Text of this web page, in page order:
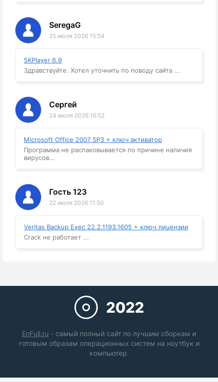
SeregaG
25 июля 2026 15:54
5KPlayer 6.9
Здравствуйте. Хотел уточнить по поводу сайта ...
Сергей
24 июля 2026 16:52
Microsoft Office 2007 SP3 + ключ активатор
Программа не распаковывается по причине наличия
вирусов...
Гость 123
22 июля 2026 11:50
Veritas Backup Exec 22.2.1193.1605 + ключ лицензии
Crack не работает ...
2022
EnFull.ru - самый полный сайт по лучшим сборкам и
готовым образам операционных систем на ноутбук и
компьютер.